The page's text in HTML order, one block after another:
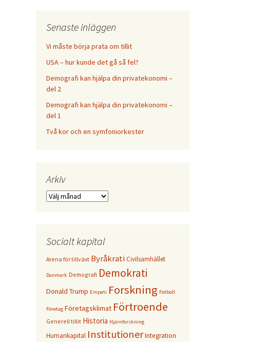
Senaste inläggen
Vi måste börja prata om tillit
USA – hur kunde det gå så fel?
Demografi kan hjälpa din privatekonomi –
del 2
Demografi kan hjälpa din privatekonomi –
del 1
Två kor och en symfoniorkester
Arkiv
Arkiv
Socialt kapital
Arena för tillväxt ByråkratiCivilsamhället
Danmark Demografi Demokrati
Donald Trump Empati Forskning Fotboll
Företag Företagsklimat Förtroende
Generell tillit Historia Hjärnforskning
Humankapital InstitutionerIntegration